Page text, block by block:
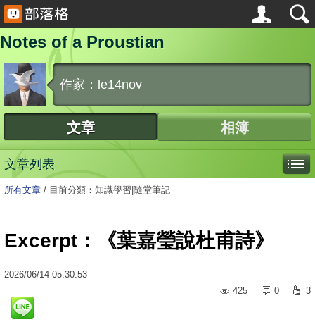
Notes of a Proustian
作家：le14nov
文章 相簿
文章列表
所有文章 / 目前分類：知識學習|隨堂筆記
Excerpt：《葉嘉瑩說杜甫詩》
2026/06/14 05:30:53
425
0 3